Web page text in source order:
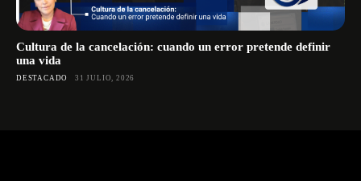
Cultura de la cancelación: cuando un error pretende definir
una vida
DESTACADO 31 JULIO, 2026